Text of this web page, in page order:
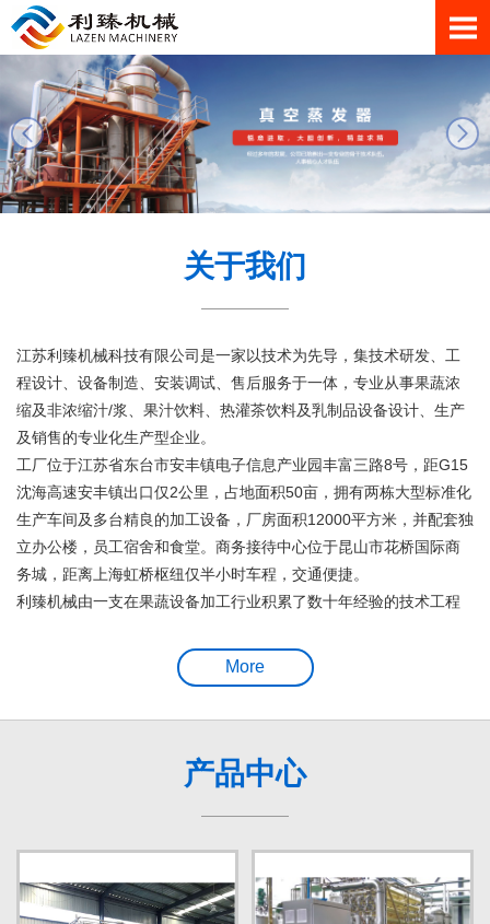
关于我们
江苏利臻机械科技有限公司是一家以技术为先导，集技术研发、工
程设计、设备制造、安装调试、售后服务于一体，专业从事果蔬浓
缩及非浓缩汁/浆、果汁饮料、热灌茶饮料及乳制品设备设计、生产
及销售的专业化生产型企业。
工厂位于江苏省东台市安丰镇电子信息产业园丰富三路8号，距G15
沈海高速安丰镇出口仅2公里，占地面积50亩，拥有两栋大型标准化
生产车间及多台精良的加工设备，厂房面积12000平方米，并配套独
立办公楼，员工宿舍和食堂。商务接待中心位于昆山市花桥国际商
务城，距离上海虹桥枢纽仅半小时车程，交通便捷。
利臻机械由一支在果蔬设备加工行业积累了数十年经验的技术工程
More
产品中心